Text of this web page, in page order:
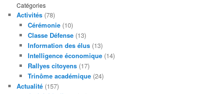
Catégories
Activités (78)
Cérémonie(10)
Classe Défense(13)
Information des élus(13)
Intelligence économique(14)
Rallyes citoyens(17)
Trinôme académique(24)
Actualité (157)